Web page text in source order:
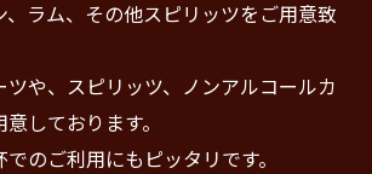
、ラム、その他スピリッツをご用意致
や、スピリッツ、ノンアルコールカ
しております。
のご利用にもピッタリです。